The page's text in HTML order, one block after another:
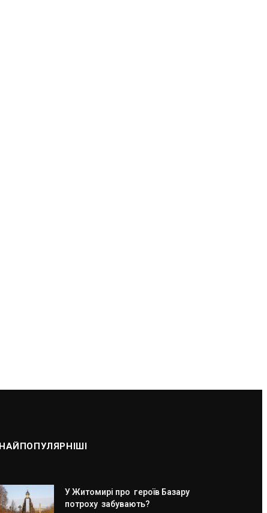
НАЙПОПУЛЯРНІШІ
У Житомирі про героїв Базару
потроху забувають?